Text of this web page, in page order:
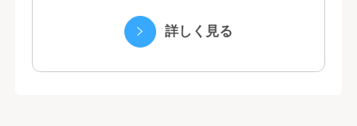
る優れた機能性飲料） ・国際事業（40の
詳しく見る